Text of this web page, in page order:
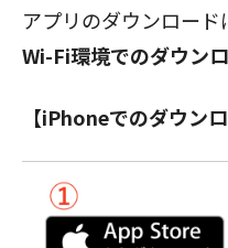
アプリのダウンロード
Wi-Fi環境でのダウン
【iPhoneでのダウン